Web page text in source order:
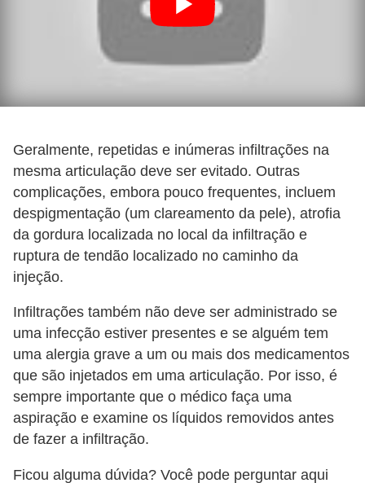
Geralmente, repetidas e inúmeras infiltrações na
mesma articulação deve ser evitado. Outras
complicações, embora pouco frequentes, incluem
despigmentação (um clareamento da pele), atrofia
da gordura localizada no local da infiltração e
ruptura de tendão localizado no caminho da
injeção.
Infiltrações também não deve ser administrado se
uma infecção estiver presentes e se alguém tem
uma alergia grave a um ou mais dos medicamentos
que são injetados em uma articulação. Por isso, é
sempre importante que o médico faça uma
aspiração e examine os líquidos removidos antes
de fazer a infiltração.
Ficou alguma dúvida? Você pode perguntar aqui